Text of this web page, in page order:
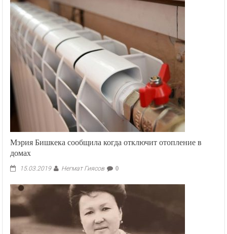
Мэрия Бишкека сообщила когда отключит отопление в
домах
15.03.2019 Негмат Гиясов 0